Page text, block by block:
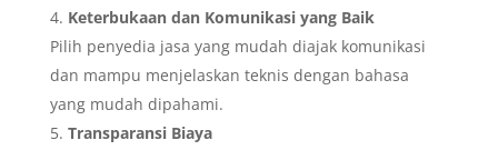
Keterbukaan dan Komunikasi yang Baik
Pilih penyedia jasa yang mudah diajak komunikasi
dan mampu menjelaskan teknis dengan bahasa
yang mudah dipahami.
Transparansi Biaya